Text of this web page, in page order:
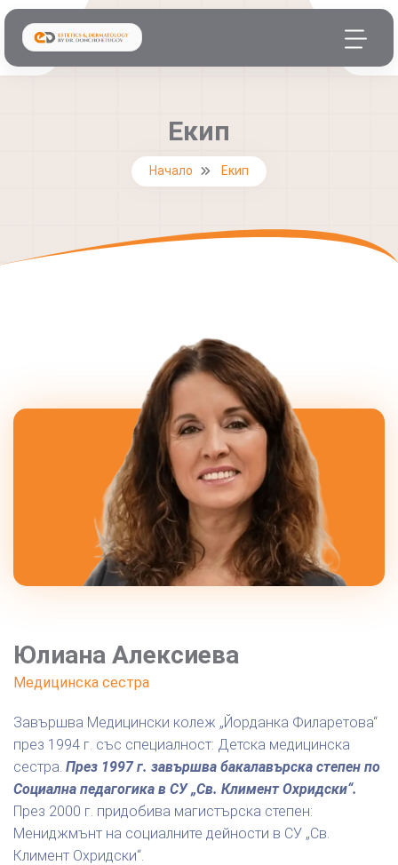
Екип
Начало Екип
Юлиана Алексиева
Медицинска сестра
Завършва Медицински колеж „Йорданка Филаретова“
през 1994 г. със специалност: Детска медицинска
сестра. През 1997 г. завършва бакалавърска степен по
Социална педагогика в СУ „Св. Климент Охридски“.
През 2000 г. придобива магистърска степен:
Мениджмънт на социалните дейности в СУ „Св.
Климент Охридски“.